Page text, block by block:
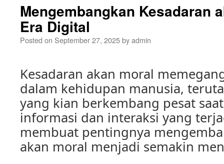
Mengembangkan Kesadaran
Era Digital
Posted on September 27, 2025byadmin
Kesadaran akan moral
dalam kehidupan manusia,
yang kian berkembang pesat
informasi dan interaksi yang
membuat pentingnya
akan moral menjadi semakin